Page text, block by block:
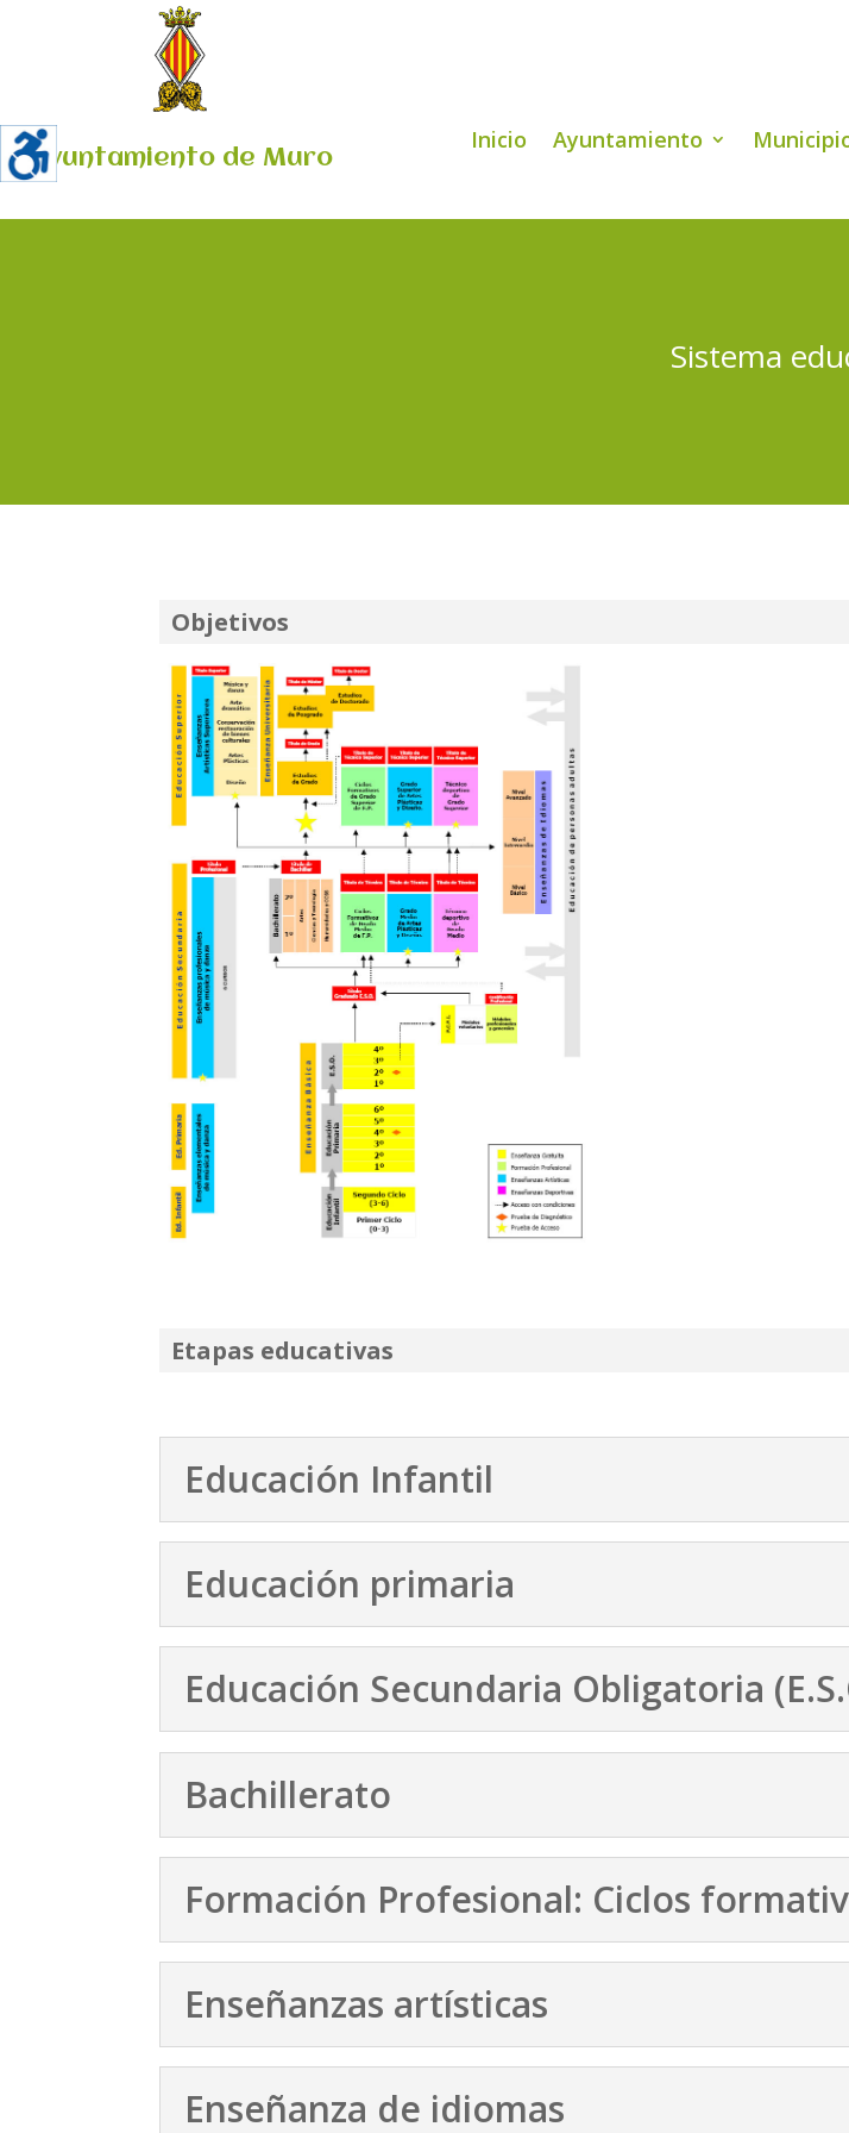
Ayuntamiento de Muro
Inicio Ayuntamiento
Sistema
Objetivos
Etapas educativas
Educación Infantil
Educación primaria
Educación Secundaria Obligatoria
Bachillerato
Formación Profesional: Ciclos
Enseñanzas artísticas
Enseñanza de idiomas